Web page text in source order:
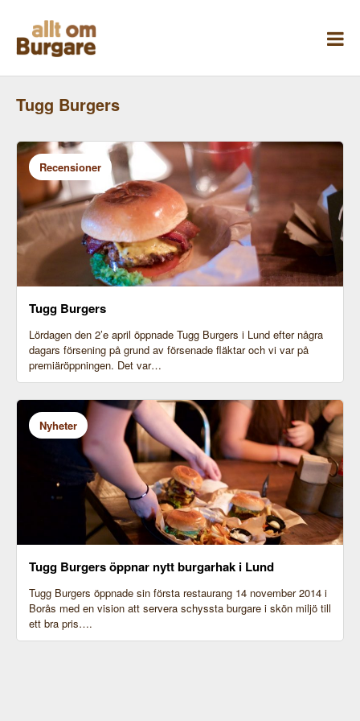
innehåll
Tugg Burgers
Recensioner
Tugg Burgers
Lördagen den 2’e april öppnade Tugg Burgers i Lund efter några
dagars försening på grund av försenade fläktar och vi var på
premiäröppningen. Det var…
Nyheter
Tugg Burgers öppnar nytt burgarhak i Lund
Tugg Burgers öppnade sin första restaurang 14 november 2014 i
Borås med en vision att servera schyssta burgare i skön miljö till
ett bra pris….